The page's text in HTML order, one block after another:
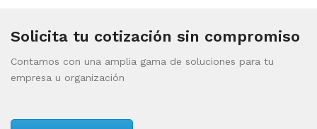
Solicita tu cotización sin compromiso
Contamos con una amplia gama de soluciones para tu
empresa u organización